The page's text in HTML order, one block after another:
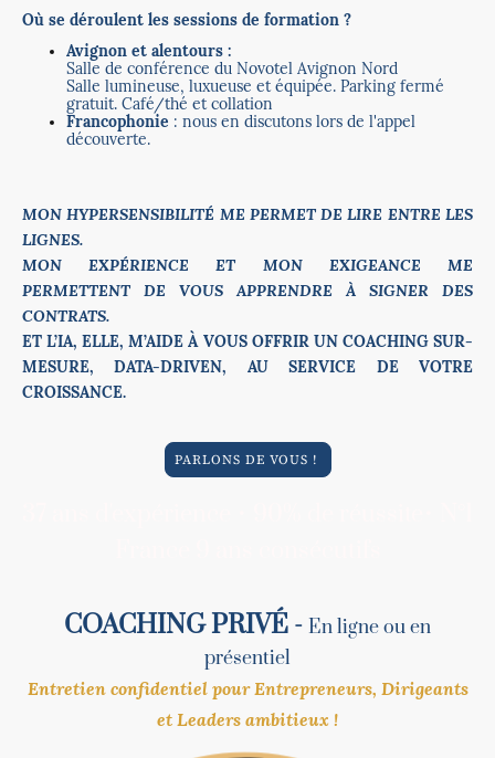
MON HYPERSENSIBILITÉ ME PERMET DE LIRE ENTRE LES
LIGNES.
MON EXPÉRIENCE ET MON EXIGEANCE ME
PERMETTENT DE VOUS APPRENDRE À SIGNER DES
CONTRATS.
ET L’IA, ELLE, M’AIDE À VOUS OFFRIR UN COACHING SUR-
MESURE, DATA-DRIVEN, AU SERVICE DE VOTRE
CROISSANCE.
Où se déroulent les sessions de formation ?
Avignon et alentours :
Salle de conférence du Novotel Avignon Nord
Salle lumineuse, luxueuse et équipée. Parking fermé
gratuit. Café/thé et collation
Francophonie : nous en discutons lors de l'appel
découverte.
PARLONS DE VOUS !
COACHING PRIVÉ - En ligne ou en
présentiel
Entretien confidentiel pour Entrepreneurs, Dirigeants
et Leaders ambitieux !